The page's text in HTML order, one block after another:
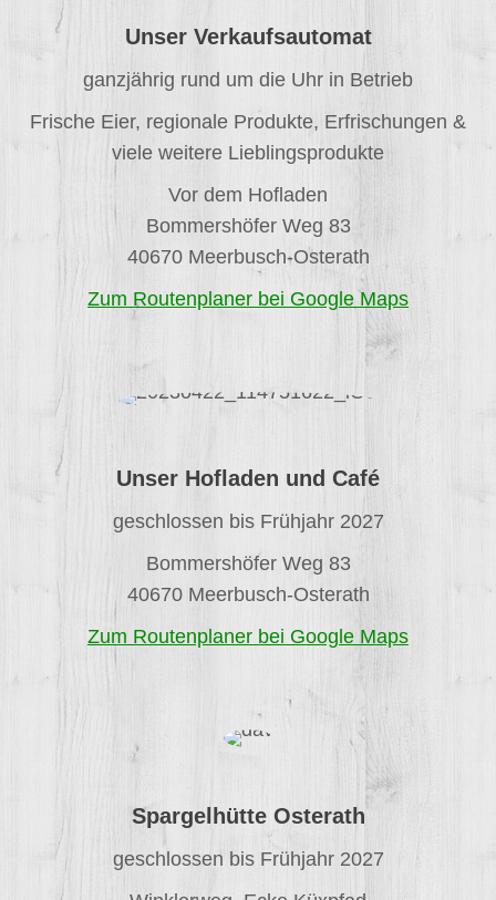
Unser Verkaufsautomat
ganzjährig rund um die Uhr in Betrieb
Frische Eier, regionale Produkte, Erfrischungen &
viele weitere Lieblingsprodukte
Vor dem Hofladen
Bommershöfer Weg 83
40670 Meerbusch-Osterath
Zum Routenplaner bei Google Maps
Unser Hofladen und Café
geschlossen bis Frühjahr 2027
Bommershöfer Weg 83
40670 Meerbusch-Osterath
Zum Routenplaner bei Google Maps
Spargelhütte Osterath
geschlossen bis Frühjahr 2027